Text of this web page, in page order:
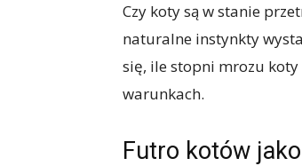
Czy koty są w stanie
naturalne instynkty
się, ile stopni mrozu
warunkach.
Futro kotów